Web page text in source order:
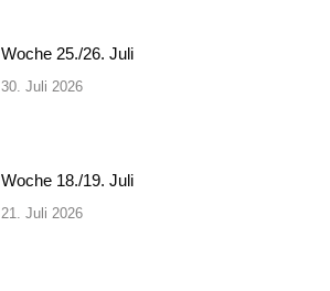
Woche 25./26. Juli
30. Juli 2026
Woche 18./19. Juli
21. Juli 2026